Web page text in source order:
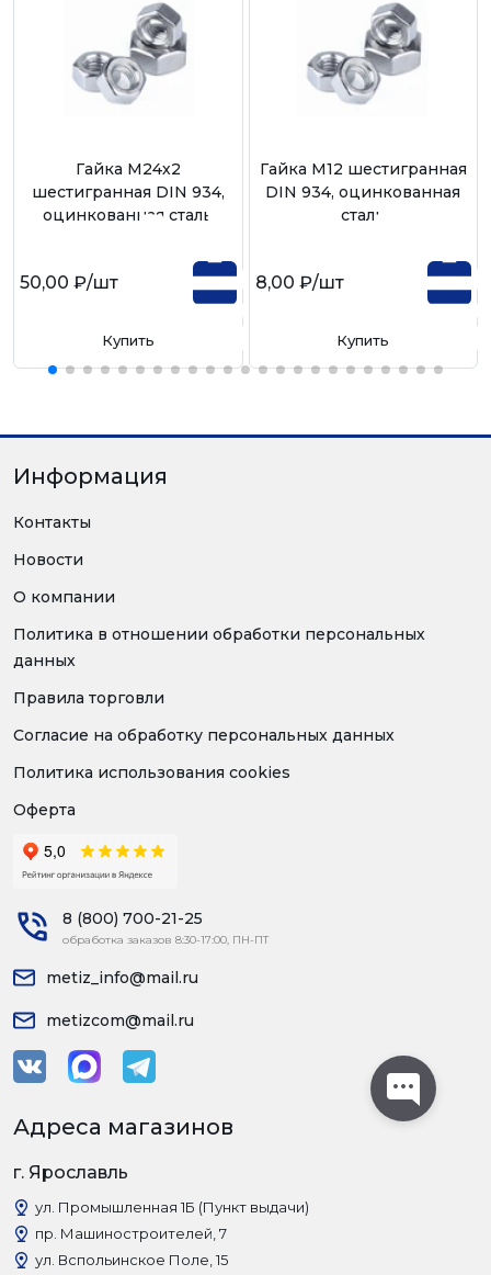
Гайка М24х2
шестигранная DIN 934,
оцинкованная сталь
50,00 ₽/шт
Купить
Гайка М12 шестигранная
DIN 934, оцинкованная
сталь
8,00 ₽/шт
Купить
Информация
Контакты
Новости
О компании
Политика в отношении обработки персональных
данных
Правила торговли
Согласие на обработку персональных данных
Политика использования cookies
Оферта
8 (800) 700-21-25
обработка заказов 8:30-17:00, ПН-ПТ
metiz_info@mail.ru
metizcom@mail.ru
Адреса магазинов
г. Ярославль
ул. Промышленная 1Б (Пункт выдачи)
пр. Машиностроителей, 7
ул. Вспольинское Поле, 15